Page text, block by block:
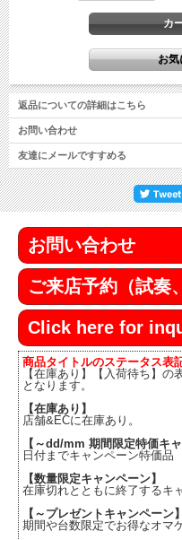
返品についての詳細はこちら
お問い合わせ
友達にメールですすめる
お問い合わせ
ご来店予約（試奏
Click here for
商品タイトルのステータス表
【在庫あり】【入荷待ち】の
となります。
【在庫あり】
店舗&ECに在庫あり。
【～dd/mm 期間限定特価キャ
日付までキャンペーン特価品
【数量限定キャンペーン】
在庫切れとともに終了するキ
【～プレゼントキャンペーン】
期間や台数限定でお得なオマ